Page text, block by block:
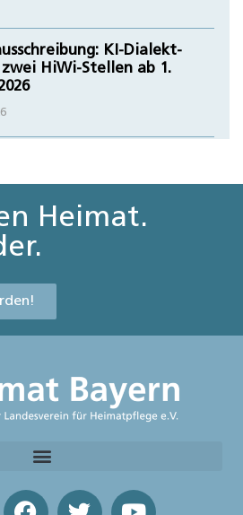
KI-Dialekt-
zwei HiWi-Stellen ab 1.
Heimat.